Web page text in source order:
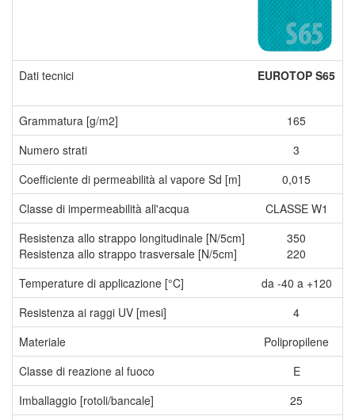
Dati tecnici
EUROTOP S65
Grammatura [g/m2]
165
Numero strati
3
Coefficiente di permeabilità al vapore Sd [m]
0,015
Classe di impermeabilità all'acqua
CLASSE W1
Resistenza allo strappo longitudinale [N/5cm]
Resistenza allo strappo trasversale [N/5cm]
350
220
Temperature di applicazione [°C]
da -40 a +120
Resistenza ai raggi UV [mesi]
4
Materiale
Polipropilene
Classe di reazione al fuoco
E
Imballaggio [rotoli/bancale]
25